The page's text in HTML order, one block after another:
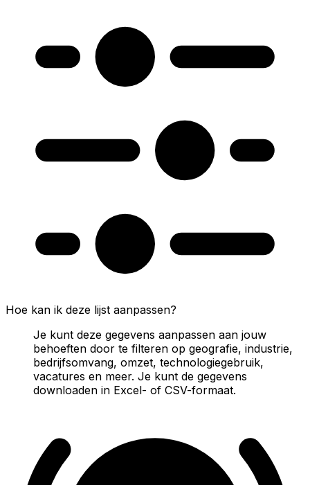
Hoe kan ik deze lijst aanpassen?
Je kunt deze gegevens aanpassen aan jouw
behoeften door te filteren op geografie, industrie,
bedrijfsomvang, omzet, technologiegebruik,
vacatures en meer. Je kunt de gegevens
downloaden in Excel- of CSV-formaat.